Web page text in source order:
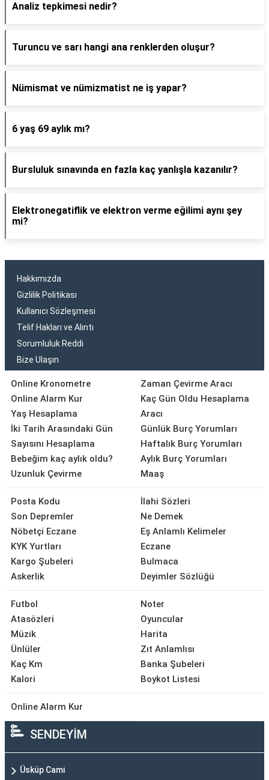
Analiz tepkimesi nedir?
Turuncu ve sarı hangi ana renklerden oluşur?
Nümismat ve nümizmatist ne iş yapar?
6 yaş 69 aylık mı?
Bursluluk sınavında en fazla kaç yanlışla kazanılır?
Elektronegatiflik ve elektron verme eğilimi aynı şey
mi?
Hakkımızda
Gizlilik Politikası
Kullanıcı Sözleşmesi
Telif Hakları ve Alıntı
Sorumluluk Reddi
Bize Ulaşın
Online Kronometre
Online Alarm Kur
Yaş Hesaplama
İki Tarih Arasındaki Gün
Sayısını Hesaplama
Bebeğim kaç aylık oldu?
Uzunluk Çevirme
Zaman Çevirme Aracı
Kaç Gün Oldu Hesaplama
Aracı
Günlük Burç Yorumları
Haftalık Burç Yorumları
Aylık Burç Yorumları
Maaş
Posta Kodu
Son Depremler
Nöbetçi Eczane
KYK Yurtları
Kargo Şubeleri
Askerlik
İlahi Sözleri
Ne Demek
Eş Anlamlı Kelimeler
Eczane
Bulmaca
Deyimler Sözlüğü
Futbol
Atasözleri
Müzik
Ünlüler
Kaç Km
Kalori
Noter
Oyuncular
Harita
Zıt Anlamlısı
Banka Şubeleri
Boykot Listesi
Online Alarm Kur
SENDEYİM
Üsküp Cami